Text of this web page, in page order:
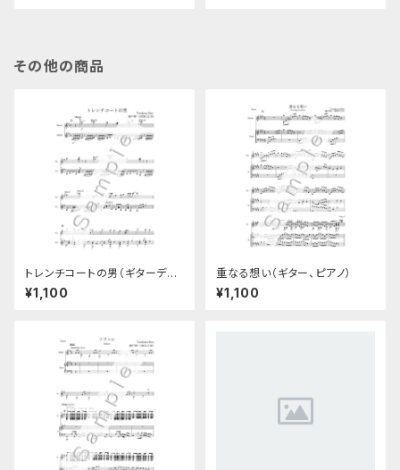
その他の商品
トレンチコートの男（ギターデュ
オ楽譜）
¥1,100
重なる想い（ギター、ピアノ）
¥1,100